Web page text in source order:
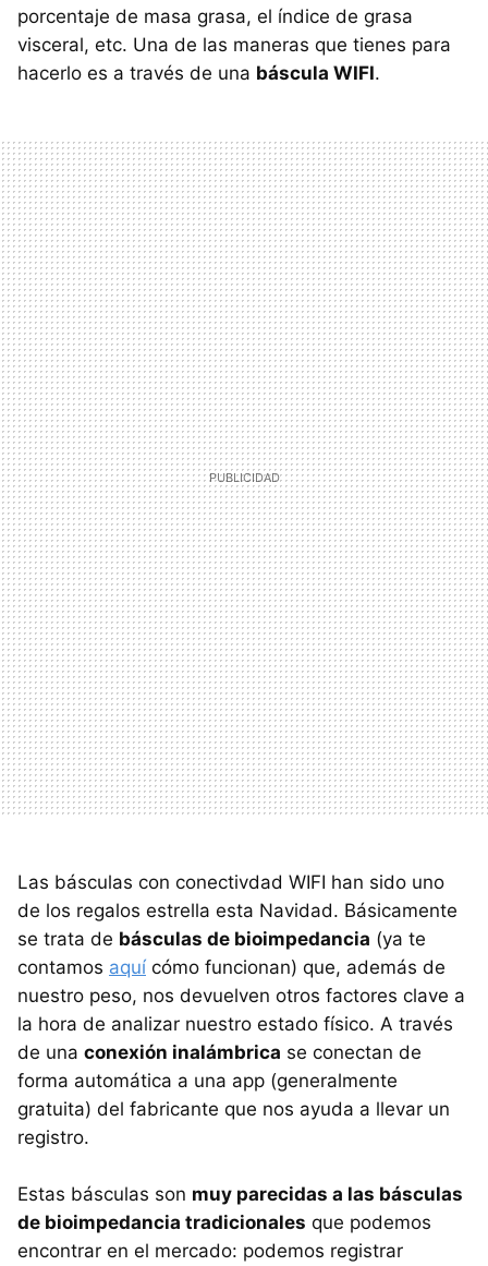
porcentaje de masa grasa, el índice de grasa
visceral, etc. Una de las maneras que tienes para
hacerlo es a través de una báscula WIFI.
Las básculas con conectivdad WIFI han sido uno
de los regalos estrella esta Navidad. Básicamente
se trata de básculas de bioimpedancia (ya te
contamos aquícómo funcionan) que, además de
nuestro peso, nos devuelven otros factores clave a
la hora de analizar nuestro estado físico. A través
de una conexión inalámbrica se conectan de
forma automática a una app (generalmente
gratuita) del fabricante que nos ayuda a llevar un
registro.
Estas básculas son muy parecidas a las básculas
de bioimpedancia tradicionales que podemos
encontrar en el mercado: podemos registrar